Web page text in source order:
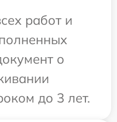
работ и
о
до 3 лет.